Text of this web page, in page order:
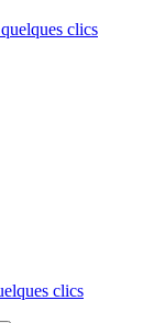
clics
clics